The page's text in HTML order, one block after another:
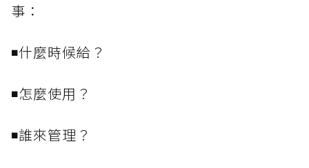
事：
◾什麼時候給？
◾怎麼使用？
◾誰來管理？